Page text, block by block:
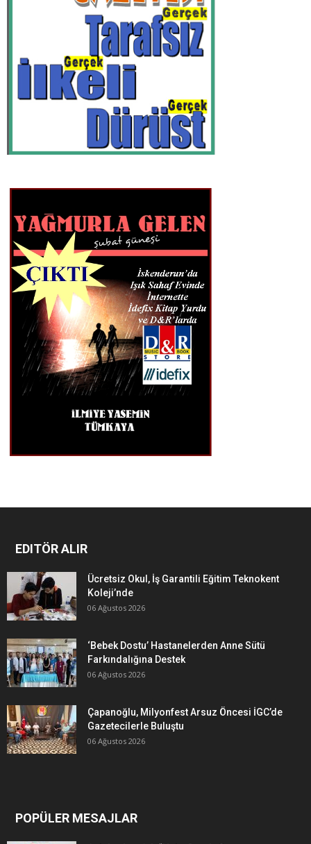
EDITÖR ALIR
Ücretsiz Okul, İş Garantili Eğitim Teknokent
Koleji’nde
06 Ağustos 2026
‘Bebek Dostu’ Hastanelerden Anne Sütü
Farkındalığına Destek
06 Ağustos 2026
Çapanoğlu, Milyonfest Arsuz Öncesi İGC’de
Gazetecilerle Buluştu
06 Ağustos 2026
POPÜLER MESAJLAR